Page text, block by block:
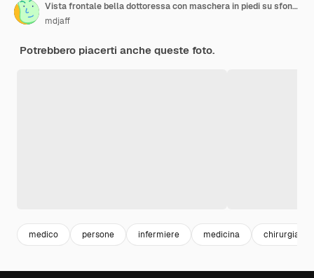
Vista frontale bella dottoressa con maschera in piedi su sfondo giallo
mdjaff
Potrebbero piacerti anche queste foto.
medico persone infermiere medicina chirurgia